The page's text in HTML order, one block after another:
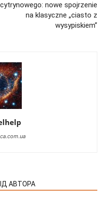
cytrynowego: nowe spojrzenie
na klasyczne „ciasto z
wysypiskiem”
АВТОРА